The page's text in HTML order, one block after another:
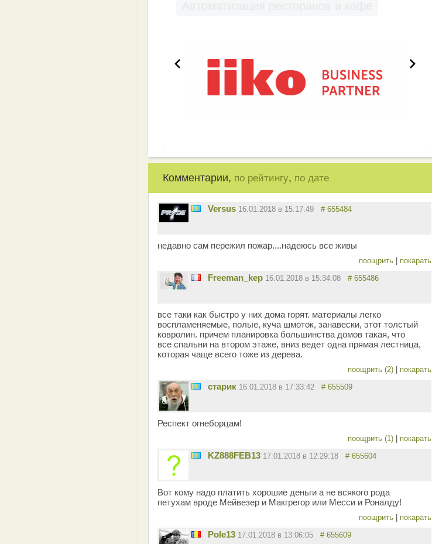
Комментарии, по рейтингу, по дате
Versus 16.01.2018 в 15:17:49 # 655484
недавно сам пережил пожар....надеюсь все живы
поощрить | покарать
Freeman_kep 16.01.2018 в 15:34:08 # 655486
все таки как быстро у них дома горят. материалы легко
воспламеняемые, полые, куча шмоток, занавески, этот толстый
ковролин. причем планировка большинства домов такая, что
все спальни на втором этаже, вниз ведет одна прямая лестница,
которая чаще всего тоже из дерева.
поощрить (2) | покарать
старик 16.01.2018 в 17:33:42 # 655509
Респект огнеборцам!
поощрить (1) | покарать
KZ888FEB13 17.01.2018 в 12:29:18 # 655604
Вот кому надо платить хорошие деньги а не всякого рода
петухам вроде Мейвезер и Макгрегор или Месси и Роналду!
поощрить | покарать
Pole13 17.01.2018 в 13:06:05 # 655609